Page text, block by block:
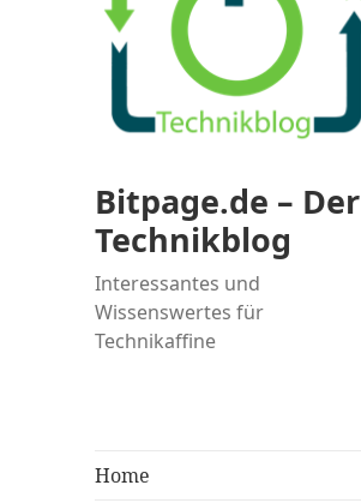
Bitpage.de – Der
Technikblog
Interessantes und
Wissenswertes für
Technikaffine
Home